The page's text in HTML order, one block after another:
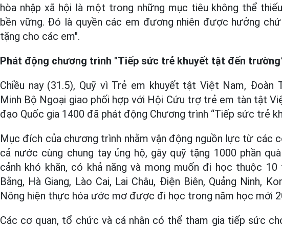
hòa nhập xã hội là một trong những mục tiêu không thể
bền vững. Đó là quyền các em đương nhiên được hưởng
tặng cho các em".
Phát động chương trình "Tiếp sức trẻ khuyết tật đến
Chiều nay (31.5), Quỹ vì Trẻ em khuyết tật Việt Nam, Đoàn
Minh Bộ Ngoại giao phối hợp với Hội Cứu trợ trẻ em tàn tật
đạo Quốc gia 1400 đã phát động Chương trình “Tiếp sức trẻ
Mục đích của chương trình nhằm vận động nguồn lực từ các
cả nước cùng chung tay ủng hộ, gây quỹ tặng 1000 phần
cảnh khó khăn, có khả năng và mong muốn đi học thuộc
Bằng, Hà Giang, Lào Cai, Lai Châu, Điện Biên, Quảng Ninh,
Nông hiện thực hóa ước mơ được đi học trong năm học mới
Các cơ quan, tổ chức và cá nhân có thể tham gia tiếp sức